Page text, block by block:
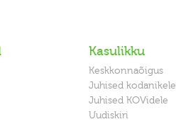
Kasulikku
Keskkonnaõigus
Juhised kodanikele
Juhised KOVidele
Uudiskiri